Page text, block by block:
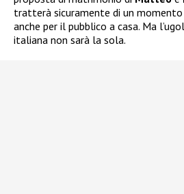
tratterà sicuramente di un
anche per il pubblico a casa. Ma
italiana non sarà la sola.